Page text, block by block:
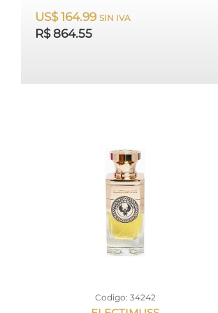
US$ 164.99 SIN IVA
R$ 864.55
Codigo: 34242